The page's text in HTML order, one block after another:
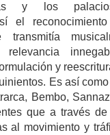
y los
el
relevancia
y
Es así
Bembo,
que a través
al movimiento y